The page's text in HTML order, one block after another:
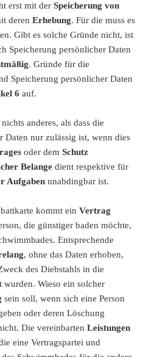
erst mit derSpeicherung von
derenErhebung. Für die muss es
Gibt es solche Gründe nicht, ist
Speicherung persönlicher Daten
. Gründe für die
Speicherung persönlicher Daten
6 auf.
anderes, als dass die
Daten nur zulässig ist, wenn dies
oder demSchutz
Belangedient respektive für
Aufgabenunabdingbar ist.
kommt einVertrag
die günstiger baden möchte,
Entsprechende
, ohne das Daten erhoben,
des Diebstahls in die
Wieso ein solcher
sein soll, wenn sich eine Person
oder deren Löschung
Die vereinbartenLeistungen
eine Vertragspartei und